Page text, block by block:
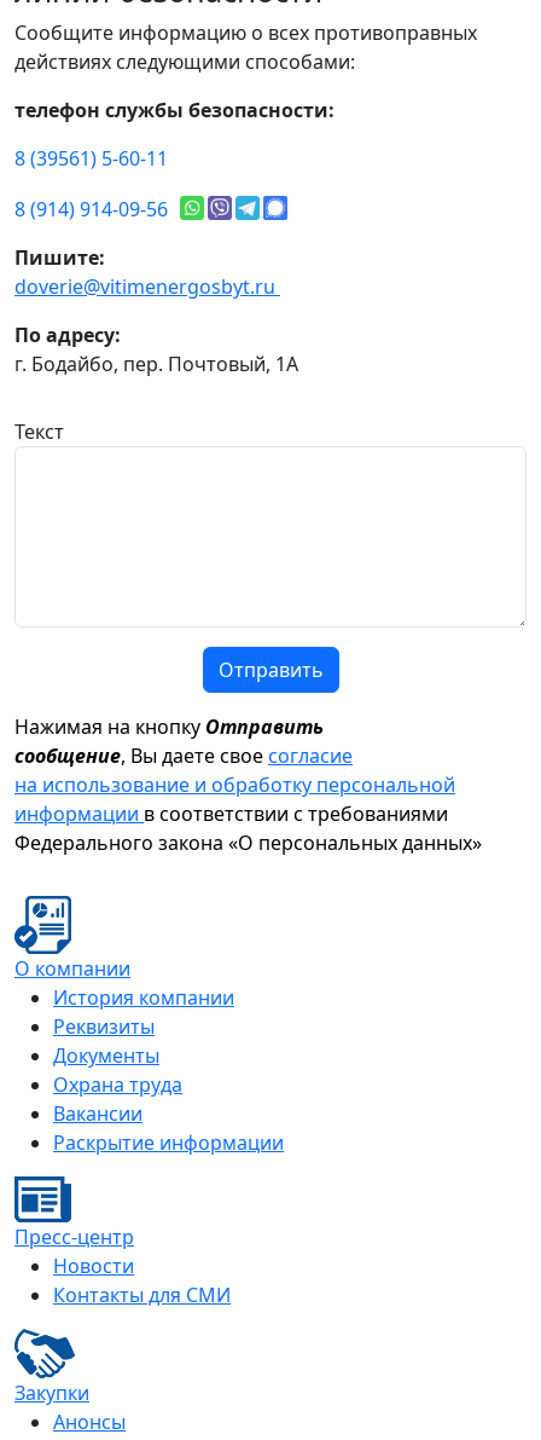
Сообщите информацию о всех противоправных
действиях следующими способами:
телефон службы безопасности:
8 (39561) 5-60-11
8 (914) 914-09-56
Пишите:
doverie@vitimenergosbyt.ru
По адресу:
г. Бодайбо, пер. Почтовый, 1А
Текст
Отправить
Нажимая на кнопку Отправить
сообщение, Вы даете своесогласие
на использование и обработку персональной
информации в соответствии с требованиями
Федерального закона «О персональных данных»
О компании
История компании
Реквизиты
Документы
Охрана труда
Вакансии
Раскрытие информации
Пресс-центр
Новости
Контакты для СМИ
Закупки
Анонсы